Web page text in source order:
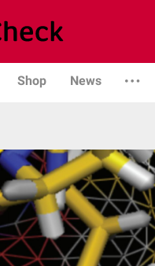
Shop News